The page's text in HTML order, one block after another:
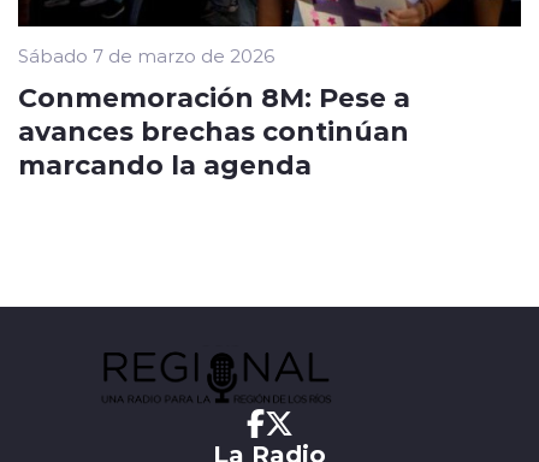
Sábado 7 de marzo de 2026
Conmemoración 8M: Pese a
avances brechas continúan
marcando la agenda
La Radio